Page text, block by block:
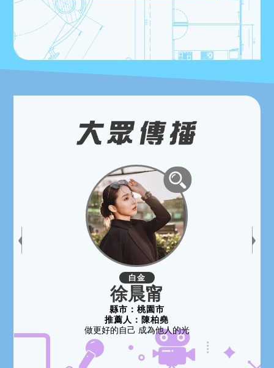
白金
徐晨甯
縣市： 桃園市
推薦人： 陳柏堯
做更好的自己 成為他人的光